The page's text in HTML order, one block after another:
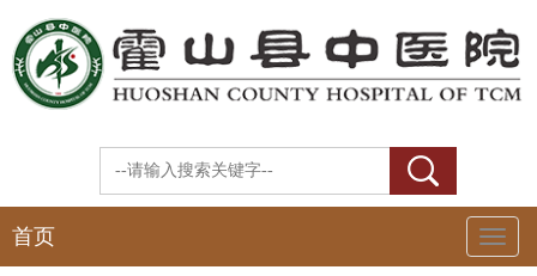
Toggle
首页